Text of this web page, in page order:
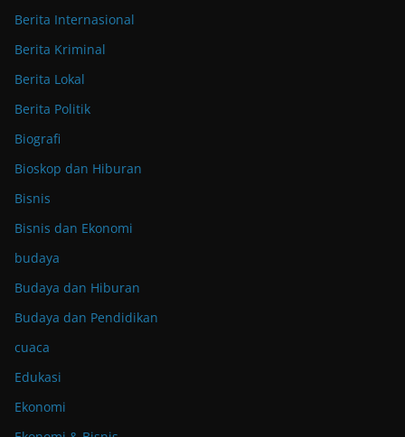
Berita Internasional
Berita Kriminal
Berita Lokal
Berita Politik
Biografi
Bioskop dan Hiburan
Bisnis
Bisnis dan Ekonomi
budaya
Budaya dan Hiburan
Budaya dan Pendidikan
cuaca
Edukasi
Ekonomi